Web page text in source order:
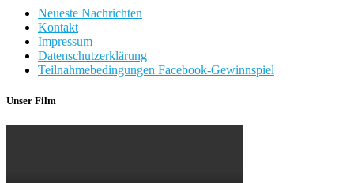
Neueste Nachrichten
Kontakt
Impressum
Datenschutzerklärung
Teilnahmebedingungen Facebook-Gewinnspiel
Unser Film